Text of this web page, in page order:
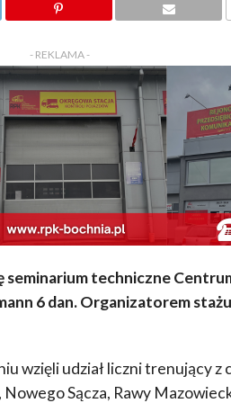
- REKLAMA -
seminarium techniczne
6 dan. Organizatorem
wzięli udział liczni trenujący z
Sącza, Rawy